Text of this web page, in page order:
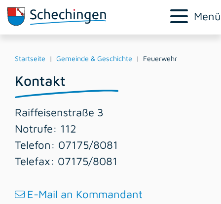
Menü
Startseite Gemeinde & Geschichte Feuerwehr
Kontakt
Raiffeisenstraße 3
Notrufe: 112
Telefon: 07175/8081
Telefax: 07175/8081
E-Mail an Kommandant